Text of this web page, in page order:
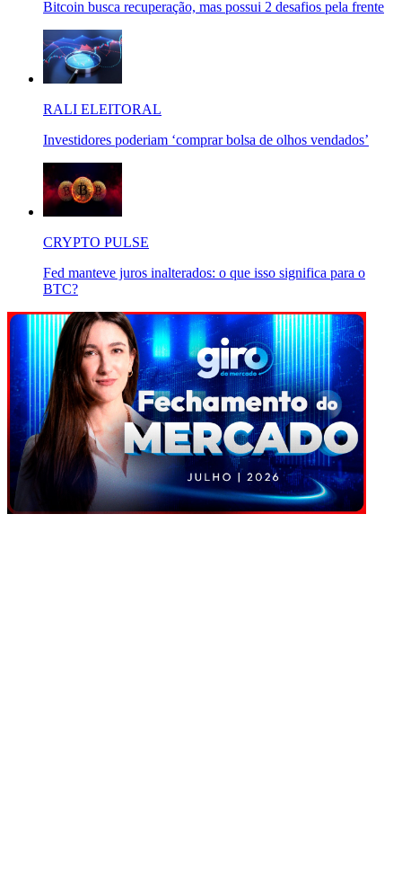
Bitcoin busca recuperação, mas possui 2 desafios pela frente
RALI ELEITORAL
Investidores poderiam ‘comprar bolsa de olhos vendados’
CRYPTO PULSE
Fed manteve juros inalterados: o que isso significa para o
BTC?